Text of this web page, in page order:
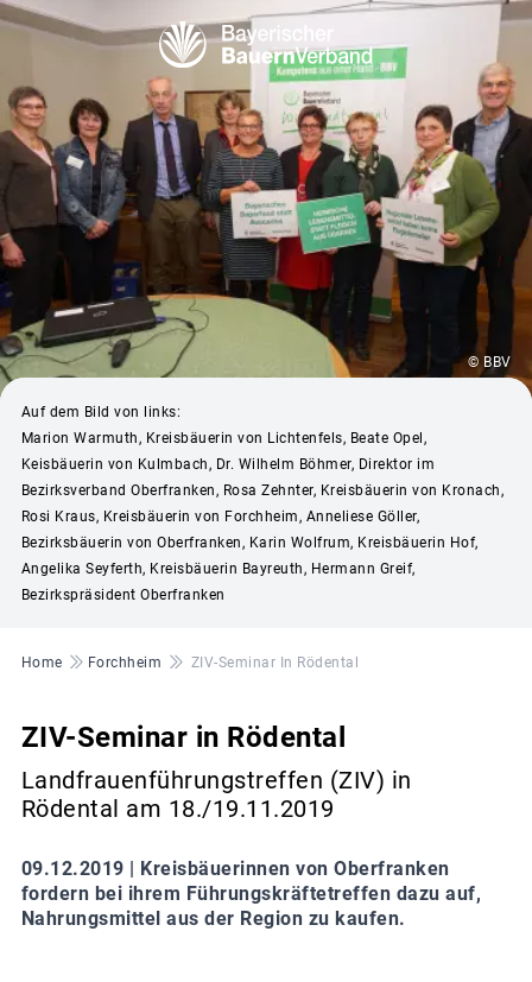
© BBV
Auf dem Bild von links:
Marion Warmuth, Kreisbäuerin von Lichtenfels, Beate Opel,
Keisbäuerin von Kulmbach, Dr. Wilhelm Böhmer, Direktor im
Bezirksverband Oberfranken, Rosa Zehnter, Kreisbäuerin von Kronach,
Rosi Kraus, Kreisbäuerin von Forchheim, Anneliese Göller,
Bezirksbäuerin von Oberfranken, Karin Wolfrum, Kreisbäuerin Hof,
Angelika Seyferth, Kreisbäuerin Bayreuth, Hermann Greif,
Bezirkspräsident Oberfranken
Pfadnavigation
Home Forchheim ZIV-Seminar In Rödental
ZIV-Seminar in Rödental
Landfrauenführungstreffen (ZIV) in
Rödental am 18./19.11.2019
09.12.2019 |
Kreisbäuerinnen von Oberfranken
fordern bei ihrem Führungskräftetreffen dazu auf,
Nahrungsmittel aus der Region zu kaufen.